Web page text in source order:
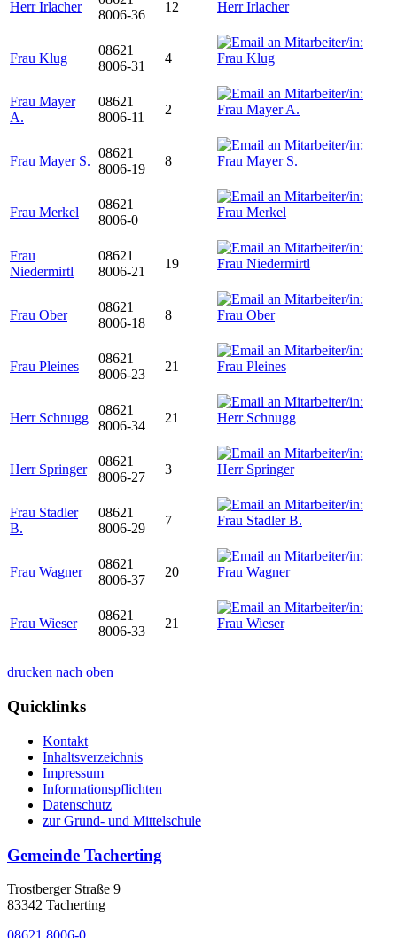
Herr Irlacher
8006-36
12
Frau Klug
08621
8006-31
4
Frau Mayer
A.
08621
8006-11
2
Frau Mayer S.
08621
8006-19
8
Frau Merkel
08621
8006-0
Frau
Niedermirtl
08621
8006-21
19
Frau Ober
08621
8006-18
8
Frau Pleines
08621
8006-23
21
Herr Schnugg
08621
8006-34
21
Herr Springer
08621
8006-27
3
Frau Stadler
B.
08621
8006-29
7
Frau Wagner
08621
8006-37
20
Frau Wieser
08621
8006-33
21
drucken nach oben
Quicklinks
Kontakt
Inhaltsverzeichnis
Impressum
Informationspflichten
Datenschutz
zur Grund- und Mittelschule
Gemeinde Tacherting
Trostberger Straße 9
83342 Tacherting